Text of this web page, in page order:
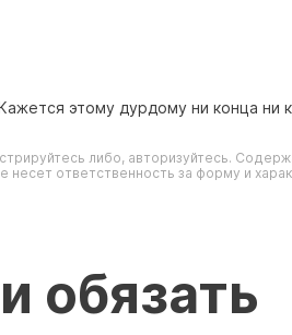
этому дурдому ни конца ни
либо, авторизуйтесь.
ответственность за форму и
обязать